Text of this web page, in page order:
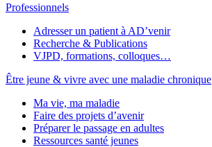
Professionnels
Adresser un patient à AD’venir
Recherche & Publications
VJPD, formations, colloques…
Être jeune & vivre avec une maladie chronique
Ma vie, ma maladie
Faire des projets d’avenir
Préparer le passage en adultes
Ressources santé jeunes